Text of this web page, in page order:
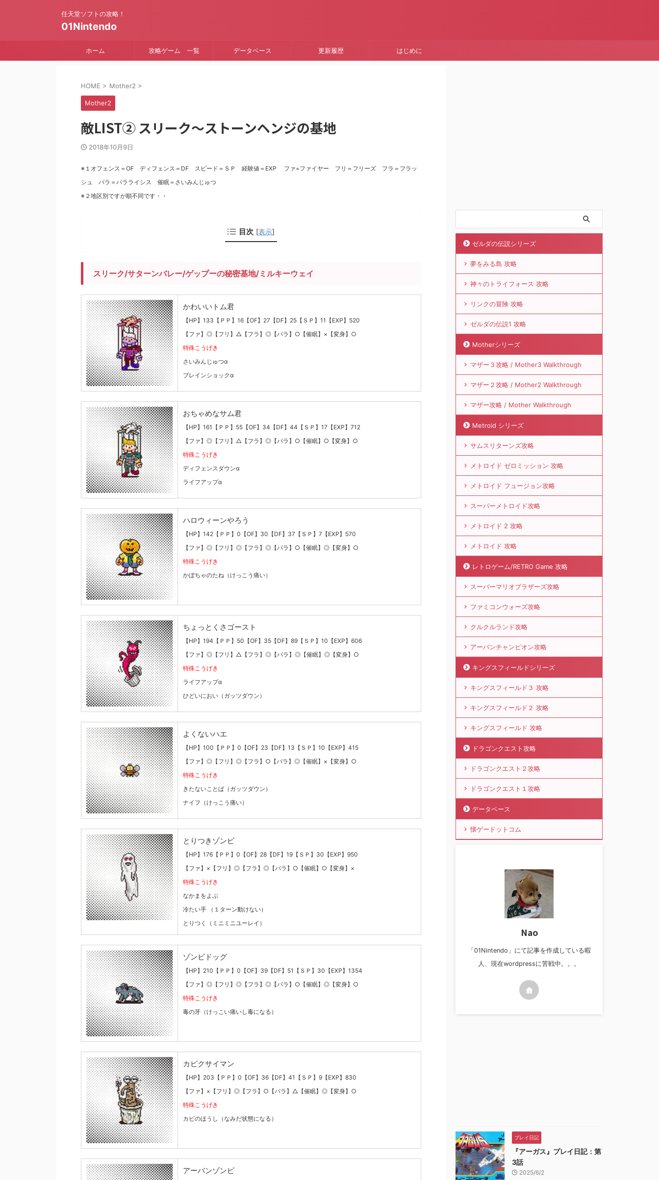
任天堂ソフトの攻略！
01Nintendo
ホーム 攻略ゲーム 一覧 データベース 更新履歴 はじめに
HOME > Mother2 >
Mother2
敵LIST② スリーク～ストーンヘンジの基地
2018年10月9日
※１オフェンス＝OF ディフェンス＝DF スピード＝ＳＰ 経験値＝EXP ファ=ファイヤー フリ＝フリーズ フラ＝フラッ
シュ パラ＝パラライシス 催眠＝さいみんじゅつ
※２地区別ですが順不同です・・
目次 [表示]
スリーク/サターンバレー/ゲップーの秘密基地/ミルキーウェイ
かわいいトム君
【HP】133【ＰＰ】16【OF】27【DF】25【ＳＰ】11【EXP】520
【ファ】◎【フリ】△【フラ】◎【パラ】○【催眠】×【変身】○
特殊こうげき
さいみんじゅつα
ブレインショックα
おちゃめなサム君
【HP】161【ＰＰ】55【OF】34【DF】44【ＳＰ】17【EXP】712
【ファ】◎【フリ】△【フラ】◎【パラ】○【催眠】○【変身】○
特殊こうげき
ディフェンスダウンα
ライフアップα
ハロウィーンやろう
【HP】142【ＰＰ】0【OF】30【DF】37【ＳＰ】7【EXP】570
【ファ】◎【フリ】◎【フラ】◎【パラ】○【催眠】◎【変身】○
特殊こうげき
かぼちゃのたね（けっこう痛い）
ちょっとくさゴースト
【HP】194【ＰＰ】50【OF】35【DF】89【ＳＰ】10【EXP】606
【ファ】◎【フリ】△【フラ】◎【パラ】◎【催眠】◎【変身】○
特殊こうげき
ライフアップα
ひどいにおい（ガッツダウン）
よくないハエ
【HP】100【ＰＰ】0【OF】23【DF】13【ＳＰ】10【EXP】415
【ファ】◎【フリ】◎【フラ】○【パラ】◎【催眠】×【変身】○
特殊こうげき
きたないことば（ガッツダウン）
ナイフ（けっこう痛い）
とりつきゾンビ
【HP】176【ＰＰ】0【OF】28【DF】19【ＳＰ】30【EXP】950
【ファ】×【フリ】◎【フラ】◎【パラ】○【催眠】○【変身】×
特殊こうげき
なかまをよぶ
冷たい手 （１ターン動けない）
とりつく（ミニミニユーレイ）
ゾンビドッグ
【HP】210【ＰＰ】0【OF】39【DF】51【ＳＰ】30【EXP】1354
【ファ】◎【フリ】◎【フラ】◎【パラ】○【催眠】◎【変身】○
特殊こうげき
毒の牙（けっこい痛いし毒になる）
カビクサイマン
【HP】203【ＰＰ】0【OF】36【DF】41【ＳＰ】9【EXP】830
【ファ】×【フリ】◎【フラ】○【パラ】△【催眠】◎【変身】○
特殊こうげき
カビのほうし（なみだ状態になる）
アーバンゾンビ
ゼルダの伝説シリーズ
夢をみる島 攻略
神々のトライフォース 攻略
リンクの冒険 攻略
ゼルダの伝説1 攻略
Motherシリーズ
マザー３攻略 / Mother3 Walkthrough
マザー２攻略 / Mother2 Walkthrough
マザー攻略 / Mother Walkthrough
Metroid シリーズ
サムスリターンズ攻略
メトロイド ゼロミッション 攻略
メトロイド フュージョン攻略
スーパーメトロイド攻略
メトロイド 2 攻略
メトロイド 攻略
レトロゲーム/RETRO Game 攻略
スーパーマリオブラザーズ攻略
ファミコンウォーズ攻略
クルクルランド攻略
アーバンチャンピオン攻略
キングスフィールドシリーズ
キングスフィールド３ 攻略
キングスフィールド２ 攻略
キングスフィールド 攻略
ドラゴンクエスト攻略
ドラゴンクエスト２攻略
ドラゴンクエスト１攻略
データベース
懐ゲードットコム
Nao
「01Nintendo」にて記事を作成している暇
人、現在wordpressに苦戦中。。。
プレイ日記
『アーガス』プレイ日記：第
3話
2025/6/2